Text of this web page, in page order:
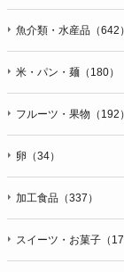
魚介類・水産品（642）
米・パン・麺（180）
フルーツ・果物（192）
卵（34）
加工食品（337）
スイーツ・お菓子（